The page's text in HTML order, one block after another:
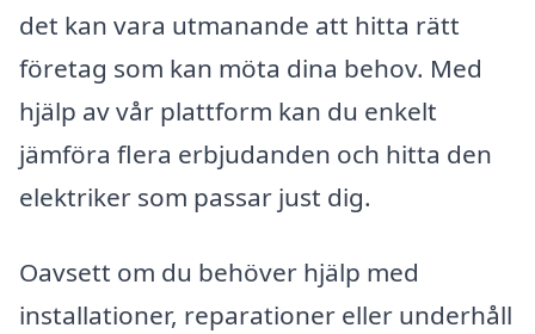
det kan vara utmanande att hitta rätt
företag som kan möta dina behov. Med
hjälp av vår plattform kan du enkelt
jämföra flera erbjudanden och hitta den
elektriker som passar just dig.
Oavsett om du behöver hjälp med
installationer, reparationer eller underhåll